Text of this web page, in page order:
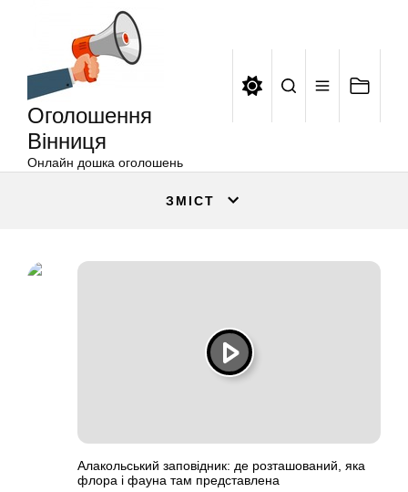
Оголошення
Вінниця
Онлайн дошка оголошень
ЗМІСТ
Алакольський заповідник: де розташований, яка
флора і фауна там представлена